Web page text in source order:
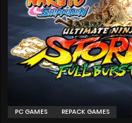
PC GAMES REPACK GAMES